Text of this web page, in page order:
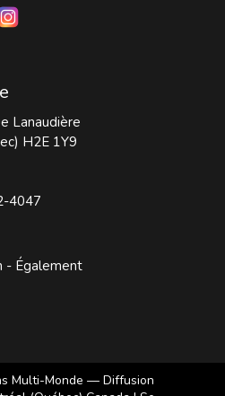
Lanaudière
H2E 1Y9
4047
- Également
Multi-Monde — Diffusion